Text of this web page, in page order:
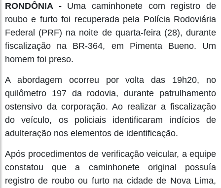
RONDÔNIA - Uma caminhonete com registro de
roubo e furto foi recuperada pela Polícia Rodoviária
Federal (PRF) na noite de quarta-feira (28), durante
fiscalização na BR-364, em Pimenta Bueno. Um
homem foi preso.
A abordagem ocorreu por volta das 19h20, no
quilômetro 197 da rodovia, durante patrulhamento
ostensivo da corporação. Ao realizar a fiscalização
do veículo, os policiais identificaram indícios de
adulteração nos elementos de identificação.
Após procedimentos de verificação veicular, a equipe
constatou que a caminhonete original possuía
registro de roubo ou furto na cidade de Nova Lima,